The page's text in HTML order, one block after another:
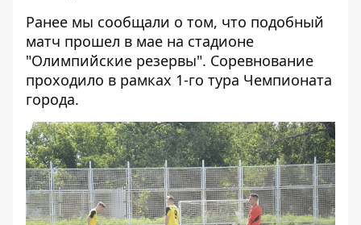
Ранее мы сообщали о том, что подобный
матч прошел в мае на стадионе
"Олимпийские резервы". Соревнование
проходило в рамках 1-го тура Чемпионата
города.